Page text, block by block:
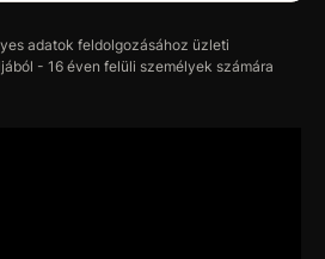
adatok feldolgozásához üzleti
- 16 éven felüli személyek számára